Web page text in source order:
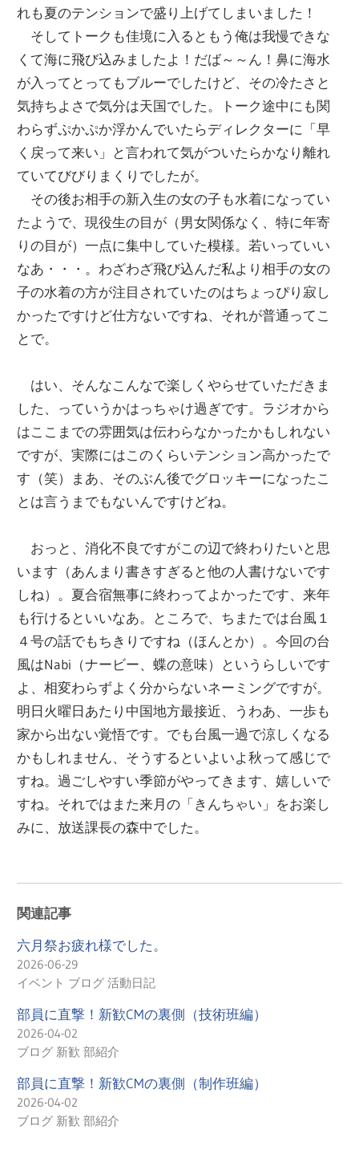
れも夏のテンションで盛り上げてしまいました！
そしてトークも佳境に入るともう俺は我慢できな
くて海に飛び込みましたよ！だば～～ん！鼻に海水
が入ってとってもブルーでしたけど、その冷たさと
気持ちよさで気分は天国でした。トーク途中にも関
わらずぷかぷか浮かんでいたらディレクターに「早
く戻って来い」と言われて気がついたらかなり離れ
ていてびびりまくりでしたが。
その後お相手の新入生の女の子も水着になってい
たようで、現役生の目が（男女関係なく、特に年寄
りの目が）一点に集中していた模様。若いっていい
なあ・・・。わざわざ飛び込んだ私より相手の女の
子の水着の方が注目されていたのはちょっぴり寂し
かったですけど仕方ないですね、それが普通ってこ
とで。
はい、そんなこんなで楽しくやらせていただきま
した、っていうかはっちゃけ過ぎです。ラジオから
はここまでの雰囲気は伝わらなかったかもしれない
ですが、実際にはこのくらいテンション高かったで
す（笑）まあ、そのぶん後でグロッキーになったこ
とは言うまでもないんですけどね。
おっと、消化不良ですがこの辺で終わりたいと思
います（あんまり書きすぎると他の人書けないです
しね）。夏合宿無事に終わってよかったです、来年
も行けるといいなあ。ところで、ちまたでは台風１
４号の話でもちきりですね（ほんとか）。今回の台
風はNabi（ナービー、蝶の意味）というらしいです
よ、相変わらずよく分からないネーミングですが。
明日火曜日あたり中国地方最接近、うわあ、一歩も
家から出ない覚悟です。でも台風一過で涼しくなる
かもしれません、そうするといよいよ秋って感じで
すね。過ごしやすい季節がやってきます、嬉しいで
すね。それではまた来月の「きんちゃい」をお楽し
みに、放送課長の森中でした。
関連記事
六月祭お疲れ様でした。
2026-06-29
イベント ブログ 活動日記
部員に直撃！新歓CMの裏側（技術班編）
2026-04-02
ブログ 新歓 部紹介
部員に直撃！新歓CMの裏側（制作班編）
2026-04-02
ブログ 新歓 部紹介